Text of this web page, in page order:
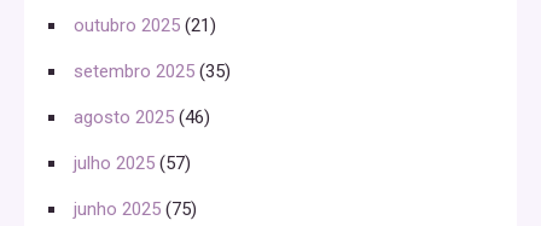
outubro 2025 (21)
setembro 2025 (35)
agosto 2025 (46)
julho 2025 (57)
junho 2025 (75)